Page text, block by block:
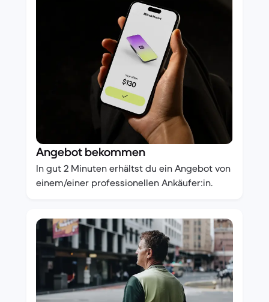
Angebot bekommen
In gut 2 Minuten erhältst du ein Angebot von
einem/einer professionellen Ankäufer:in.